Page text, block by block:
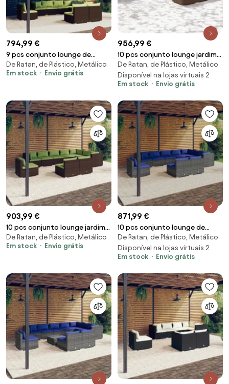
794,99 €
9 pcs conjunto lounge de
jardim c/ almofadões vime PE
castanho
De Ratan, de Plástico, Metálico
Em stock
Envio grátis
956,99 €
10 pcs conjunto lounge jardim
c/ almofadões vime PE
castanho
De Ratan, de Plástico, Metálico
Disponível na lojas virtuais 2
Em stock
Envio grátis
903,99 €
10 pcs conjunto lounge jardim
c/ almofadões vime PE
castanho
De Ratan, de Plástico, Metálico
Em stock
Envio grátis
871,99 €
10 pcs conjunto lounge de
jardim c/ almofadões vime PE
cinzento
De Ratan, de Plástico, Metálico
Disponível na lojas virtuais 2
Em stock
Envio grátis